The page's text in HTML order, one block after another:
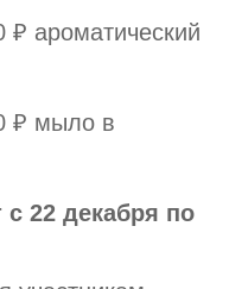
₽ ароматический
₽ мыло в
22 декабря по